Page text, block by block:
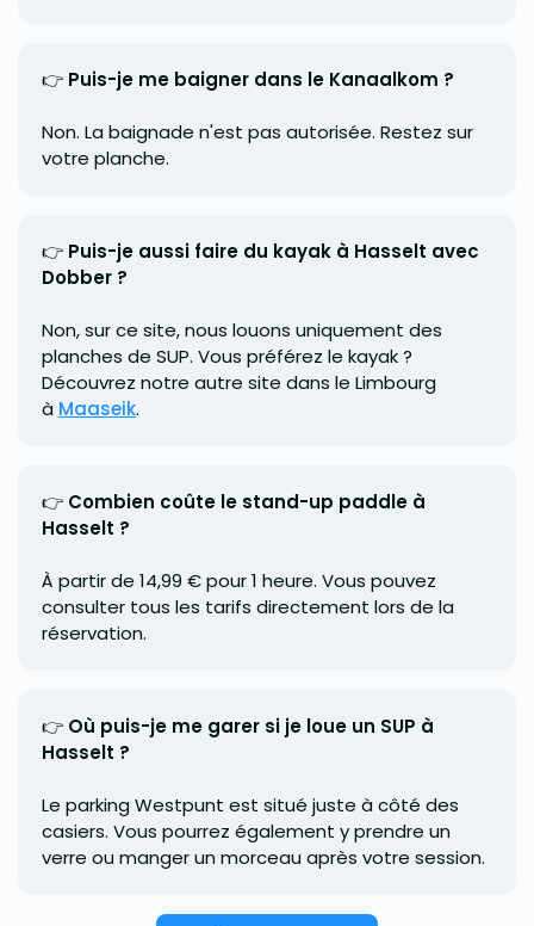
👉 Puis-je me baigner dans le Kanaalkom ?
Non. La baignade n'est pas autorisée. Restez sur
votre planche.
👉 Puis-je aussi faire du kayak à Hasselt avec
Dobber ?
Non, sur ce site, nous louons uniquement des
planches de SUP. Vous préférez le kayak ?
Découvrez notre autre site dans le Limbourg
à Maaseik.
👉 Combien coûte le stand-up paddle à
Hasselt ?
À partir de 14,99 € pour 1 heure. Vous pouvez
consulter tous les tarifs directement lors de la
réservation.
👉 Où puis-je me garer si je loue un SUP à
Hasselt ?
Le parking Westpunt est situé juste à côté des
casiers. Vous pourrez également y prendre un
verre ou manger un morceau après votre session.